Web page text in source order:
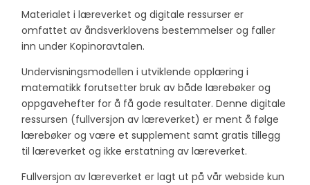
Materialet i læreverket og digitale ressurser er
omfattet av åndsverklovens bestemmelser og faller
inn under Kopinoravtalen.
Undervisningsmodellen i utviklende opplæring i
matematikk forutsetter bruk av både lærebøker og
oppgavehefter for å få gode resultater. Denne digitale
ressursen (fullversjon av læreverket) er ment å følge
lærebøker og være et supplement samt gratis tillegg
til læreverket og ikke erstatning av læreverket.
Fullversjon av læreverket er lagt ut på vår webside kun